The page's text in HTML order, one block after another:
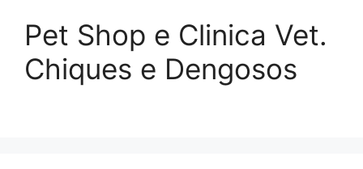
Pet Shop e Clinica Vet.
Chiques e Dengosos